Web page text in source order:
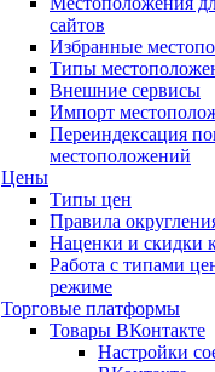
сайтов
Избранные
Типы
Внешние сервисы
Импорт
Переиндексация
местоположений
Цены
Типы цен
Правила
Наценки и скидки
Работа с типами
режиме
Торговые платформы
Товары ВКонтакте
Настройки